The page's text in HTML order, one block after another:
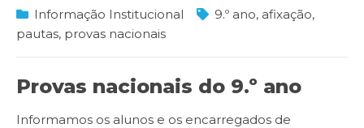
Informação Institucional 9.º ano, afixação,
pautas, provas nacionais
Provas nacionais do 9.º ano
Informamos os alunos e os encarregados de